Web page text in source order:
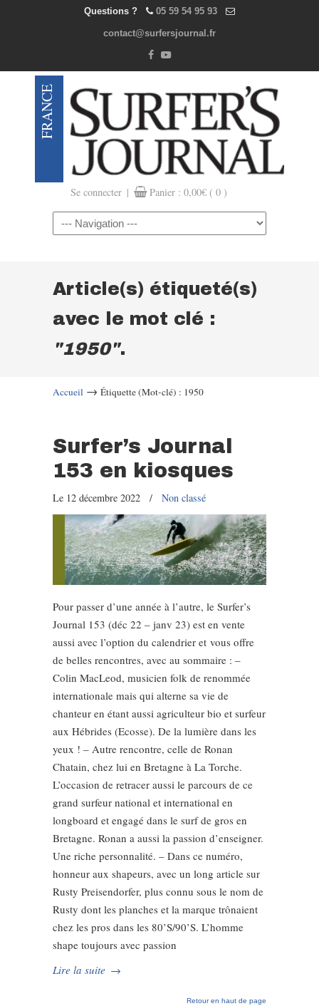
Questions ? 05 59 54 95 93
contact@surfersjournal.fr
Se connecter | Panier : 0,00€ ( 0 )
Navigation
Article(s) étiqueté(s)
avec le mot clé :
"1950".
Accueil → Étiquette (Mot-clé) : 1950
Surfer’s Journal
153 en kiosques
Le 12 décembre 2022 / Non classé
Pour passer d’une année à l’autre, le Surfer’s
Journal 153 (déc 22 – janv 23) est en vente
aussi avec l’option du calendrier et vous offre
de belles rencontres, avec au sommaire : –
Colin MacLeod, musicien folk de renommée
internationale mais qui alterne sa vie de
chanteur en étant aussi agriculteur bio et surfeur
aux Hébrides (Ecosse). De la lumière dans les
yeux ! – Autre rencontre, celle de Ronan
Chatain, chez lui en Bretagne à La Torche.
L’occasion de retracer aussi le parcours de ce
grand surfeur national et international en
longboard et engagé dans le surf de gros en
Bretagne. Ronan a aussi la passion d’enseigner.
Une riche personnalité. – Dans ce numéro,
honneur aux shapeurs, avec un long article sur
Rusty Preisendorfer, plus connu sous le nom de
Rusty dont les planches et la marque trônaient
chez les pros dans les 80’S/90’S. L’homme
shape toujours avec passion
Lire la suite →
Retour en haut de page